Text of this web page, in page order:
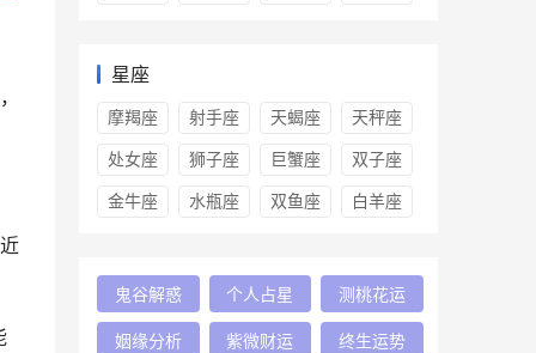
星座
摩羯座 射手座 天蝎座 天秤座
处女座 狮子座 巨蟹座 双子座
金牛座 水瓶座 双鱼座 白羊座
鬼谷解惑 个人占星 测桃花运
姻缘分析 紫微财运 终生运势